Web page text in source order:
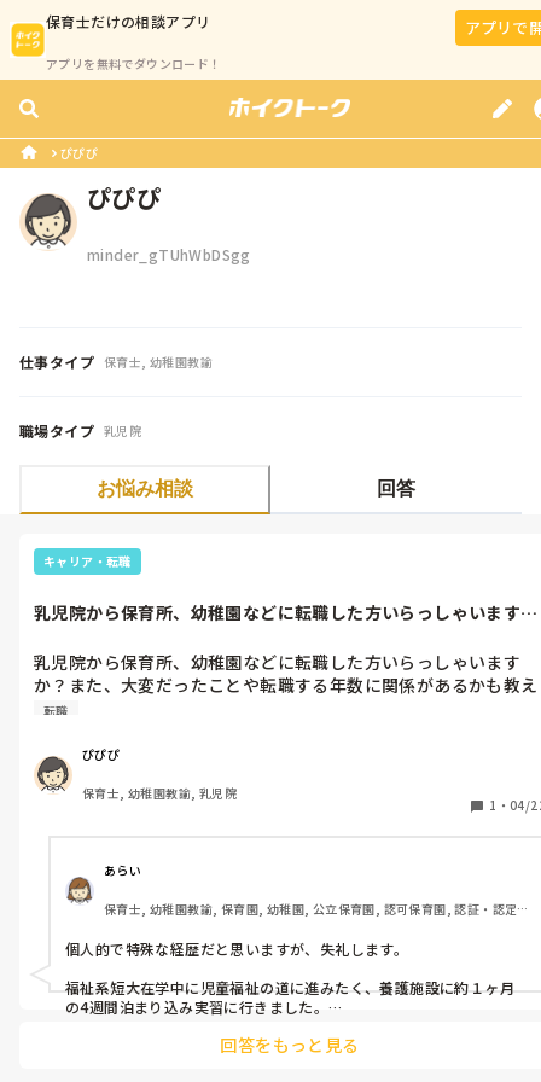
保育士だけの相談アプリ
アプリを無料でダウンロード！
アプリで
ぴぴぴ
ぴぴぴ
minder_gTUhWbDSgg
仕事タイプ 保育士, 幼稚園教諭
職場タイプ 乳児院
お悩み相談 回答
キャリア・転職
乳児院から保育所、幼稚園などに転職した方いらっしゃいます
乳児院から保育所、幼稚園などに転職した方いらっしゃいます
か？また、大変だったことや転職する年数に関係があるかも教え
転職
ぴぴぴ
保育士, 幼稚園教諭, 乳児院
1 ・ 04/
あらい
保育士, 幼稚園教諭, 保育園, 幼稚園, 公立保育園, 認可保育園, 認証・認定
後等デイサービス, 事業所内保育, 病院内保育, 託児所, 児童施設, 児童養護
施設, その他の職場, 小規模認可保育園
個人的で特殊な経歴だと思いますが、失礼します。
福祉系短大在学中に児童福祉の道に進みたく、養護施設に約１ヶ月
の4週間泊まり込み実習に行きました。
約１ヶ月もの長期実習生は施設側も初めてだからと子供たちの生い
回答をもっと見る